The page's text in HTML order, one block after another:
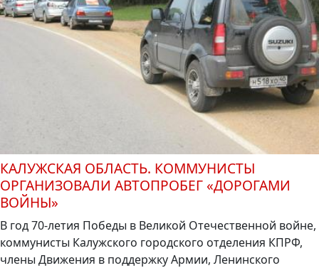
КАЛУЖСКАЯ ОБЛАСТЬ. КОММУНИСТЫ
ОРГАНИЗОВАЛИ АВТОПРОБЕГ «ДОРОГАМИ
ВОЙНЫ»
В год 70-летия Победы в Великой Отечественной войне,
коммунисты Калужского городского отделения КПРФ,
члены Движения в поддержку Армии, Ленинского